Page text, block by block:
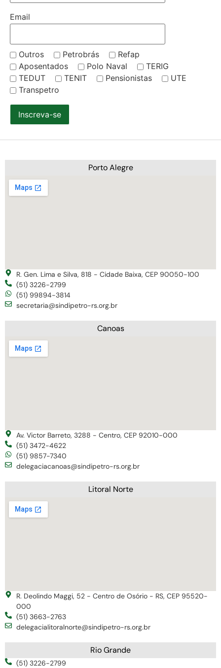
Email
Outros Petrobrás
Refap
Aposentados
Polo Naval
TERIG
TEDUT
TENIT Pensionistas
UTE
Transpetro
Inscreva-se
Porto Alegre
R. Gen. Lima e Silva, 818 - Cidade Baixa, CEP 90050-100
(51) 3226-2799
(51) 99894-3814
secretaria@sindipetro-rs.org.br
Canoas
Av. Victor Barreto, 3288 - Centro, CEP 92010-000
(51) 3472-4622
(51) 9857-7340
delegaciacanoas@sindipetro-rs.org.br
Litoral Norte
R. Deolindo Maggi, 52 - Centro de Osório - RS, CEP 95520-
000
(51) 3663-2763
delegacialitoralnorte@sindipetro-rs.org.br
Rio Grande
(51) 3226-2799